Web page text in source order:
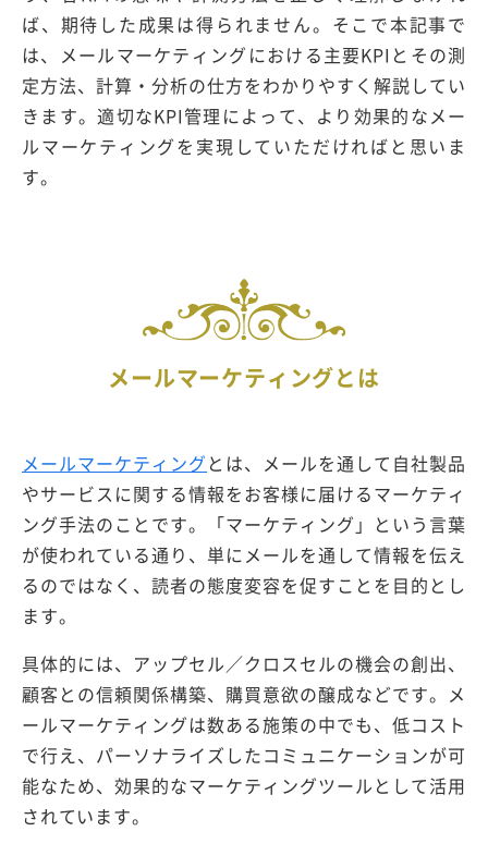
ば、期待した成果は得られません。そこで本記事で
は、メールマーケティングにおける主要KPIとその測
定方法、計算・分析の仕方をわかりやすく解説してい
きます。適切なKPI管理によって、より効果的なメー
ルマーケティングを実現していただければと思いま
す。
メールマーケティングとは
メールマーケティングとは、メールを通して自社製品
やサービスに関する情報をお客様に届けるマーケティ
ング手法のことです。「マーケティング」という言葉
が使われている通り、単にメールを通して情報を伝え
るのではなく、読者の態度変容を促すことを目的とし
ます。
具体的には、アップセル／クロスセルの機会の創出、
顧客との信頼関係構築、購買意欲の醸成などです。メ
ールマーケティングは数ある施策の中でも、低コスト
で行え、パーソナライズしたコミュニケーションが可
能なため、効果的なマーケティングツールとして活用
されています。